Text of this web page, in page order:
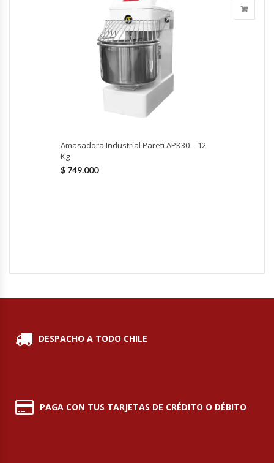
Hervidores / Percoladores
Hornos Cocción Acelerada
Hornos Eléctricos
Lavafondos
Lavavajillas
Amasadora Industrial Pareti APK30 – 12
Kg
$ 749.000
DESPACHO A TODO CHILE
PAGA CON TUS TARJETAS DE CRÉDITO O DÉBITO